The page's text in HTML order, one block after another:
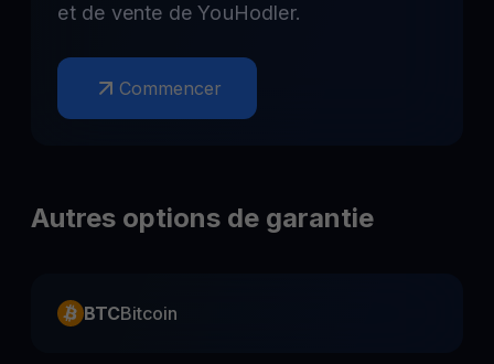
et de vente de YouHodler.
Commencer
Autres options de garantie
BTCBitcoin